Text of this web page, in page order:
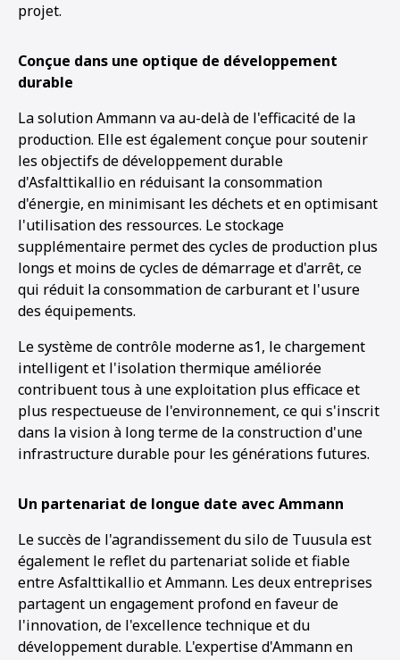
projet.
Conçue dans une optique de développement
durable
La solution Ammann va au-delà de l'efficacité de la
production. Elle est également conçue pour soutenir
les objectifs de développement durable
d'Asfalttikallio en réduisant la consommation
d'énergie, en minimisant les déchets et en optimisant
l'utilisation des ressources. Le stockage
supplémentaire permet des cycles de production plus
longs et moins de cycles de démarrage et d'arrêt, ce
qui réduit la consommation de carburant et l'usure
des équipements.
Le système de contrôle moderne as1, le chargement
intelligent et l'isolation thermique améliorée
contribuent tous à une exploitation plus efficace et
plus respectueuse de l'environnement, ce qui s'inscrit
dans la vision à long terme de la construction d'une
infrastructure durable pour les générations futures.
Un partenariat de longue date avec Ammann
Le succès de l'agrandissement du silo de Tuusula est
également le reflet du partenariat solide et fiable
entre Asfalttikallio et Ammann. Les deux entreprises
partagent un engagement profond en faveur de
l'innovation, de l'excellence technique et du
développement durable. L'expertise d'Ammann en